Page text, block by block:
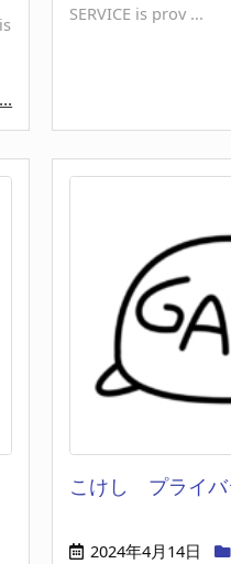
SERVICE is prov ...
こけし プライバ
2024年4月14日